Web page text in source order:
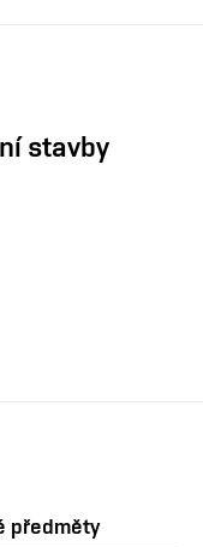
stavby
předměty